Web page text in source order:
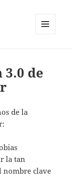
de
de la
la tan
nombre clave